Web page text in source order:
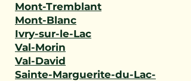
Mont-Tremblant
Mont-Blanc
Ivry-sur-le-Lac
Val-Morin
Val-David
Sainte-Marguerite-du-Lac-